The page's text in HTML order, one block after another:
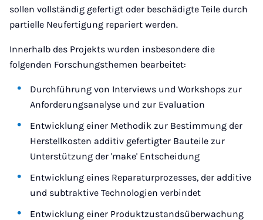
sollen vollständig gefertigt oder beschädigte Teile durch
partielle Neufertigung repariert werden.
Innerhalb des Projekts wurden insbesondere die
folgenden Forschungsthemen bearbeitet:
Durchführung von Interviews und Workshops zur
Anforderungsanalyse und zur Evaluation
Entwicklung einer Methodik zur Bestimmung der
Herstellkosten additiv gefertigter Bauteile zur
Unterstützung der 'make' Entscheidung
Entwicklung eines Reparaturprozesses, der additive
und subtraktive Technologien verbindet
Entwicklung einer Produktzustandsüberwachung